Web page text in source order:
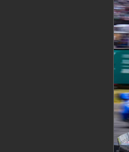
Industria
Fórmula 2